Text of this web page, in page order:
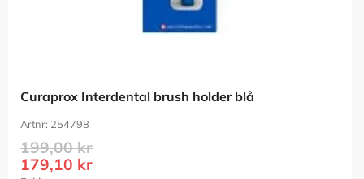
Curaprox Interdental brush holder blå
254798
179,10 kr
199,00kr